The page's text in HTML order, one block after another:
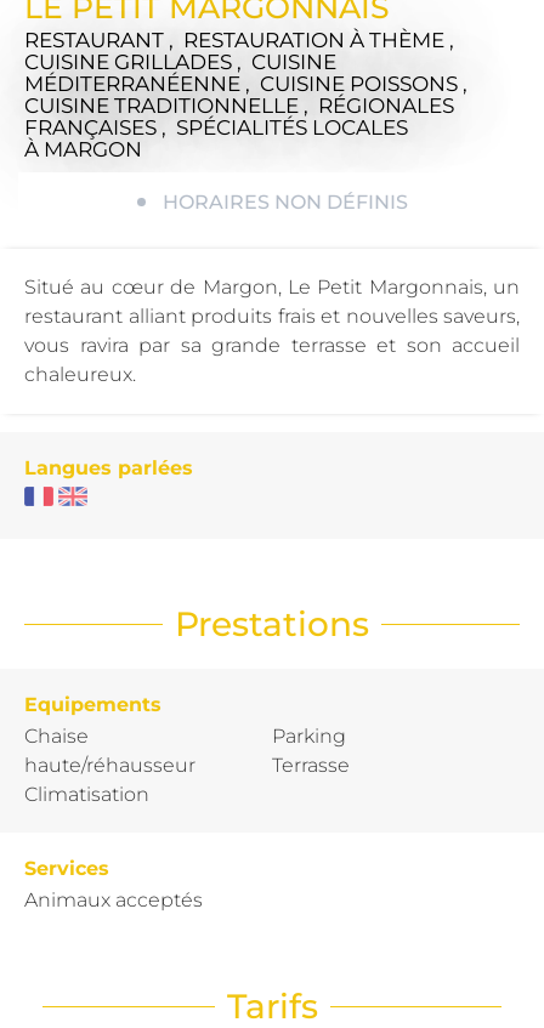
RESTAURANT , RESTAURATION À THÈME ,
CUISINE GRILLADES , CUISINE
MÉDITERRANÉENNE , CUISINE POISSONS ,
CUISINE TRADITIONNELLE , RÉGIONALES
FRANÇAISES , SPÉCIALITÉS LOCALES
À MARGON
HORAIRES NON DÉFINIS
Situé au cœur de Margon, Le Petit Margonnais, un
restaurant alliant produits frais et nouvelles saveurs,
vous ravira par sa grande terrasse et son accueil
chaleureux.
Langues parlées
Prestations
Equipements
Chaise
haute/réhausseur
Climatisation
Parking
Terrasse
Services
Animaux acceptés
Tarifs